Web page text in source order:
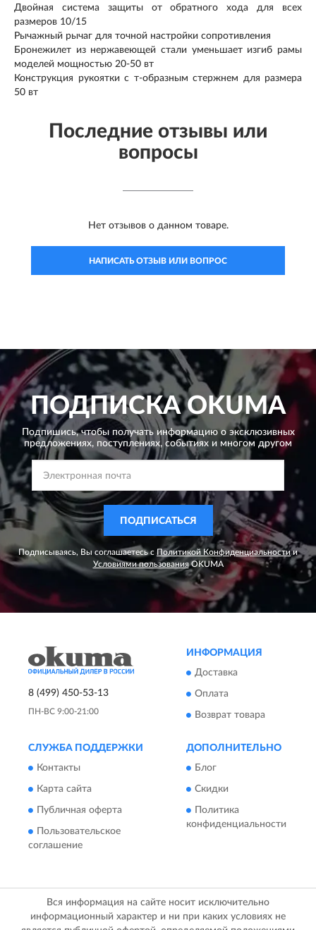
Двойная система защиты от обратного хода для всех
размеров 10/15
Рычажный рычаг для точной настройки сопротивления
Бронежилет из нержавеющей стали уменьшает изгиб рамы
моделей мощностью 20-50 вт
Конструкция рукоятки с т-образным стержнем для размера
50 вт
Последние отзывы или
вопросы
Нет отзывов о данном товаре.
НАПИСАТЬ ОТЗЫВ ИЛИ ВОПРОС
ПОДПИСКАOKUMA
Подпишись, чтобы получать информацию о эксклюзивных
предложениях, поступлениях, событиях и многом другом
ПОДПИСАТЬСЯ
Подписываясь, Вы соглашаетесь с Политикой Конфиденциальности и
Условиями пользованияOKUMA
8 (499) 450-53-13
ПН-ВС 9:00-21:00
ИНФОРМАЦИЯ
Доставка
Оплата
Возврат товара
СЛУЖБА ПОДДЕРЖКИ
Контакты
Карта сайта
Публичная оферта
Пользовательское
соглашение
ДОПОЛНИТЕЛЬНО
Блог
Скидки
Политика
конфиденциальности
Вся информация на сайте носит исключительно
информационный характер и ни при каких условиях не